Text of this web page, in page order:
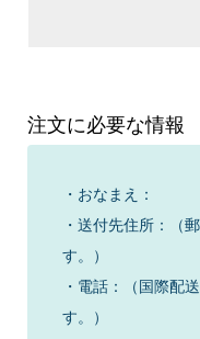
注文に必要な情報
・おなまえ：
・送付先住所：（
す。）
・電話：（国際配
す。）